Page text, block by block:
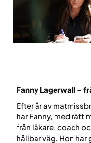
Fanny Lagerwall –
Efter år av
har Fanny, med rätt
från läkare, coach
hållbar väg. Hon